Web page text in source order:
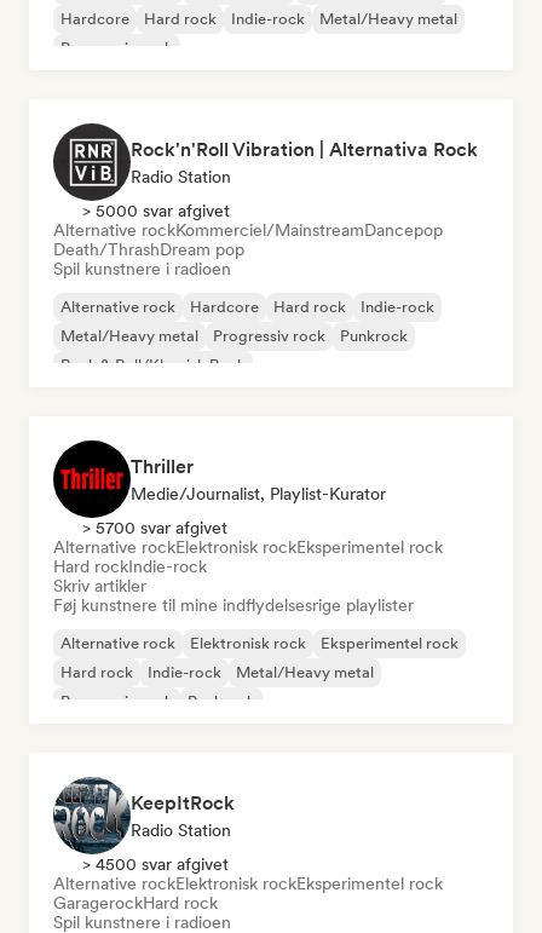
Hardcore Hard rock Indie-rock
Metal/Heavy metal
Progressiv rock
Rock'n'Roll Vibration | Alternativa Rock
Radio Station
> 5000 svar afgivet
Alternative rockKommerciel/MainstreamDancepop
Death/ThrashDream pop
Spil kunstnere i radioen
Alternative rock Hardcore Hard rock
Indie-rock
Metal/Heavy metal
Progressiv rock
Punkrock
Rock & Roll/Klassisk Rock
Thriller
Medie/journalist, Playlist-Kurator
> 5700 svar afgivet
Alternative rockElektronisk rockEksperimentel rock
Hard rockIndie-rock
Skriv artikler
Føj kunstnere til mine indflydelsesrige playlister
Alternative rock Elektronisk rock
Eksperimentel rock
Hard rock
Indie-rock
Metal/Heavy metal
Progressiv rock
Punkrock
KeepItRock
Radio Station
> 4500 svar afgivet
Alternative rockElektronisk rockEksperimentel rock
GaragerockHard rock
Spil kunstnere i radioen